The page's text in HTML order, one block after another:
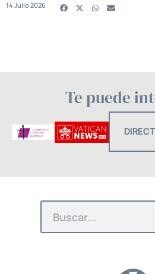
14 Julio 2026
Te puede